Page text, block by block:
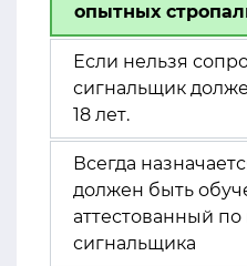
опытных
Если нельзя
сигнальщик
18 лет.
Всегда
должен быть
аттестованный
сигнальщика